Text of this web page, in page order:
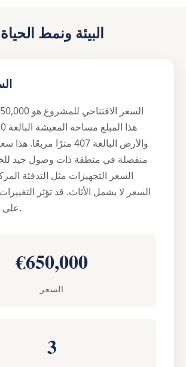
البيئة ونمط الحياة
والأرض البالغة 407 مترًا
منفصلة في منطقة ذات وصول جيد
السعر التجهيزات مثل التدفئة
السعر لا يشمل الأثاث. قد تؤثر
على السعر النهائي.
€650,000
السعر
3